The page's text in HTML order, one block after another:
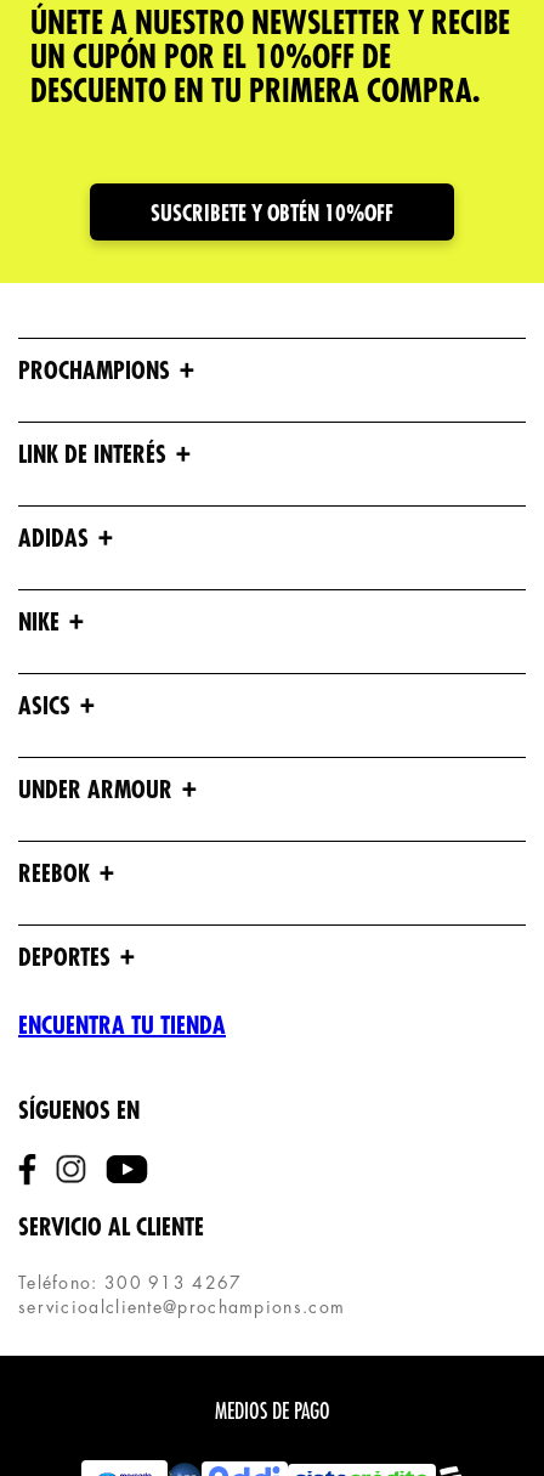
ÚNETE A NUESTRO NEWSLETTER Y RECIBE
UN CUPÓN POR EL 10%OFF DE
DESCUENTO EN TU PRIMERA COMPRA.
SUSCRIBETE Y OBTÉN 10%OFF
PROCHAMPIONS +
LINK DE INTERÉS +
ADIDAS +
NIKE +
ASICS +
UNDER ARMOUR +
REEBOK +
DEPORTES +
ENCUENTRA TU TIENDA
SÍGUENOS EN
SERVICIO AL CLIENTE
Teléfono: 300 913 4267
servicioalcliente@prochampions.com
MEDIOS DE PAGO